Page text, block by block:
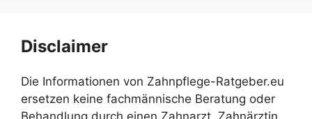
Disclaimer
Die Informationen von Zahnpflege-Ratgeber.eu
ersetzen keine fachmännische Beratung oder
Behandlung durch einen Zahnarzt, Zahnärztin,